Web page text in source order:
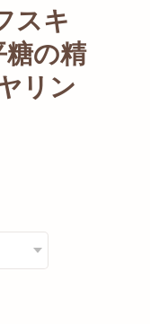
スキ
の精
リン